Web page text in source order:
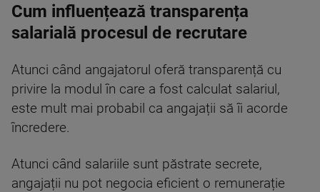
Cum influențează transparența
salarială procesul de recrutare
Atunci când angajatorul oferă transparență cu
privire la modul în care a fost calculat salariul,
este mult mai probabil ca angajații să îi acorde
încredere.
Atunci când salariile sunt păstrate secrete,
angajații nu pot negocia eficient o remunerație